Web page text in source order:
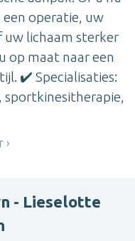
een operatie, uw
lichaam sterker
op maat naar een
✔️ Specialisaties:
sportkinesitherapie,
- Lieselotte